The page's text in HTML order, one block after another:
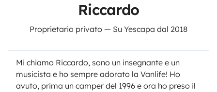
Riccardo
Proprietario privato — Su Yescapa dal 2018
Mi chiamo Riccardo, sono un insegnante e un
musicista e ho sempre adorato la Vanlife! Ho
avuto, prima un camper del 1996 e ora ho preso il